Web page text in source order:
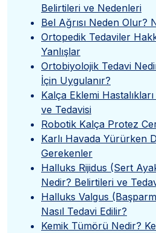
Belirtileri ve Nedenleri
Bel Ağrısı Neden Olur?
Ortopedik Tedaviler
Yanlışlar
Ortobiyolojik Tedavi
İçin Uygulanır?
Kalça Eklemi
ve Tedavisi
Robotik Kalça Protez
Karlı Havada Yürürken
Gerekenler
Halluks Rijidus (Sert
Nedir? Belirtileri ve
Halluks Valgus
Nasıl Tedavi Edilir?
Kemik Tümörü Nedir?